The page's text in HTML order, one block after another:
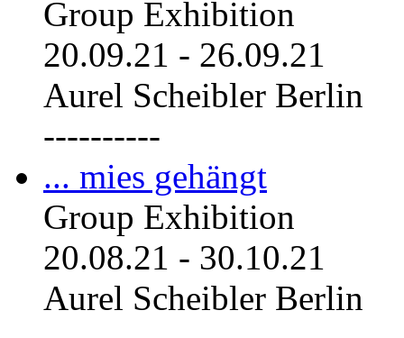
Group Exhibition
20.09.21 - 26.09.21
Aurel Scheibler Berlin
----------
... mies gehängt
Group Exhibition
20.08.21 - 30.10.21
Aurel Scheibler Berlin